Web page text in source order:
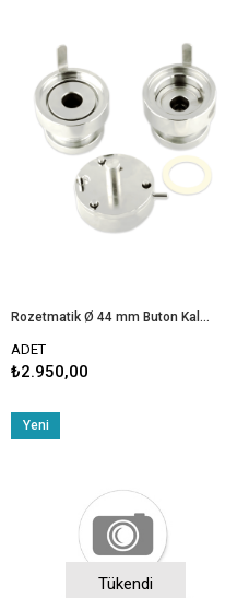
Rozetmatik Ø 44 mm Buton Kalıbı
ADET
₺2.950,00
Tükendi
Yeni